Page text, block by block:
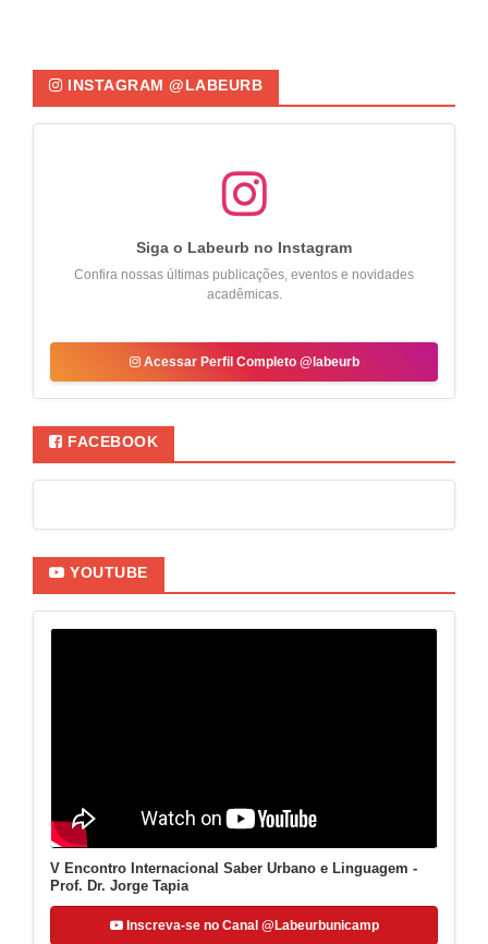
INSTAGRAM @LABEURB
Siga o Labeurb no Instagram
Confira nossas últimas publicações, eventos e novidades
acadêmicas.
Acessar Perfil Completo @labeurb
FACEBOOK
YOUTUBE
V Encontro Internacional Saber Urbano e Linguagem -
Prof. Dr. Jorge Tapia
Inscreva-se no Canal @Labeurbunicamp